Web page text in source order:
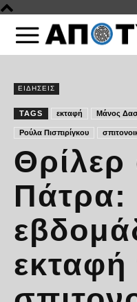
ΕΙΔΗΣΕΙΣ
TAGS εκταφή Μάνος
Ρούλα Πισπιρίγκου
Θρίλερ
Πάτρα:
εκταφή